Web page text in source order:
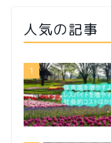
人気の記事
1